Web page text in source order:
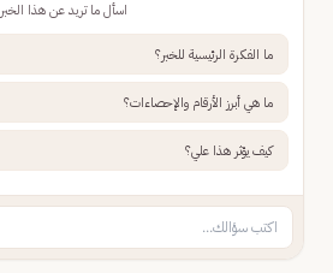
اسأل ما تريد عن هذا الخبر
ما الفكرة الرئيسية للخبر؟
ما هي أبرز الأرقام والإحصاءات؟
كيف يؤثر هذا علي؟